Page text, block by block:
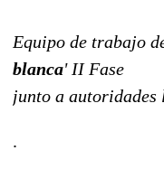
Equipo de trabajo
blanca' II Fase
junto a autoridades
.